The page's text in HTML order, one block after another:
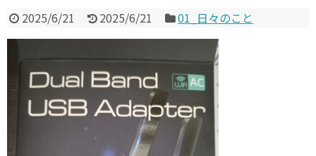
2025/6/21 2025/6/21 01_日々のこと